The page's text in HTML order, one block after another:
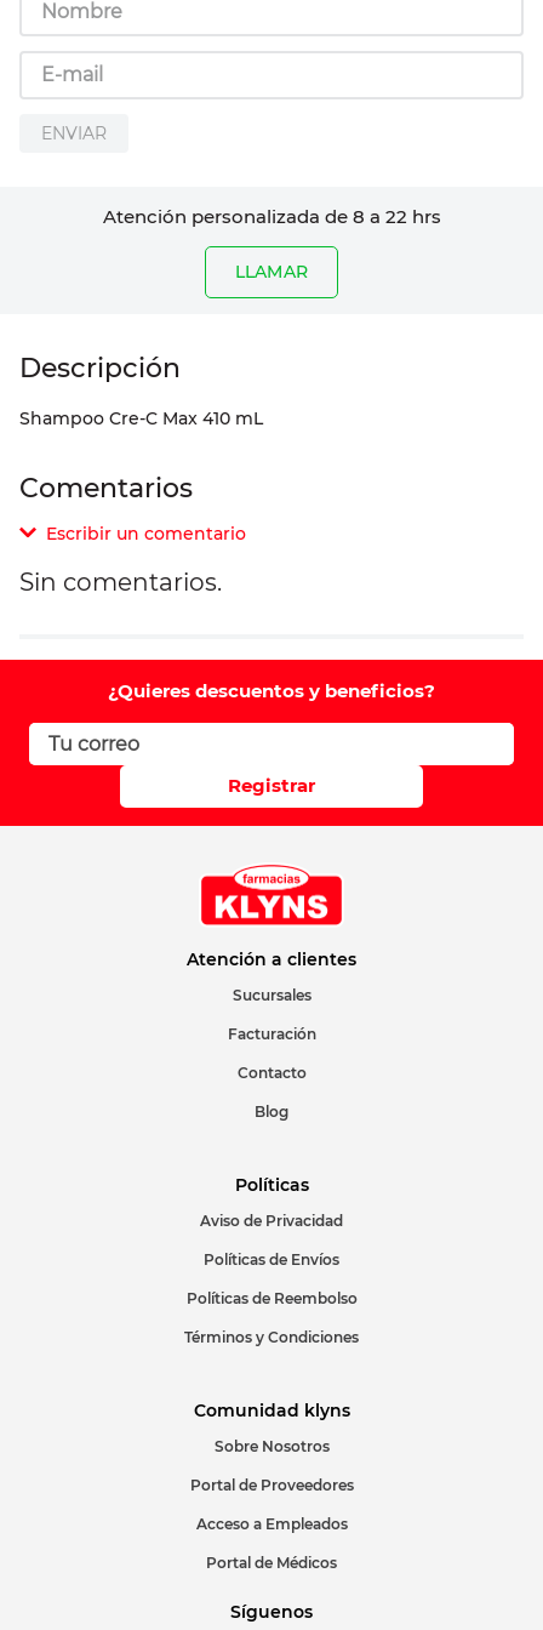
ENVIAR
Atención personalizada de 8 a 22 hrs
LLAMAR
Shampoo Cre-C Max 410 mL
Comentarios
Escribir un comentario
Comentario
Califique el producto de 1 a 5 estrellas
Correo electrónico
ENVIAR COMENTARIO
Sin comentarios.
¿Quieres descuentos y beneficios?
Registrar
Atención a clientes
Sucursales
Facturación
Contacto
Blog
Políticas
Aviso de Privacidad
Políticas de Envíos
Políticas de Reembolso
Términos y Condiciones
Comunidad klyns
Sobre Nosotros
Portal de Proveedores
Acceso a Empleados
Portal de Médicos
Síguenos